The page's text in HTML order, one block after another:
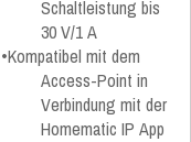
Schaltleistung bis
30 V/1 A
•Kompatibel mit dem
Access-Point in
Verbindung mit der
Homematic IP App